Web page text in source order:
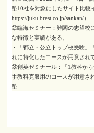
塾10社を対象にしたサイト比較
https://juku.brest.co.jp/sankan/）
②臨海セミナー：難関の志望校
な特徴と実績がある。
・「都立・公立トップ校受験
れに特化したコースが用意され
③創英ゼミナール：「1教科か
手教科克服用のコースが用意さ
塾